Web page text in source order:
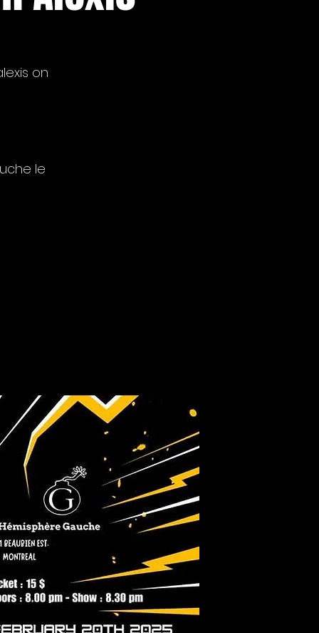
on
le